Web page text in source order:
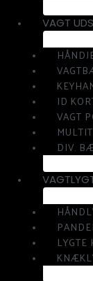
VAGT
ID
VAGT
DIV.
LYGTE